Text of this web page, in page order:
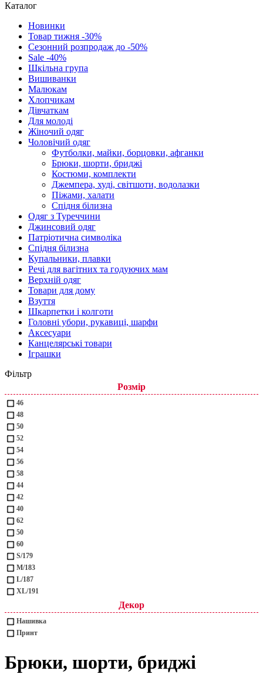
Каталог
Новинки
Товар тижня -30%
Сезонний розпродаж до -50%
Sale -40%
Шкільна група
Вишиванки
Малюкам
Хлопчикам
Дівчаткам
Для молоді
Жіночий одяг
Чоловічий одяг
Футболки, майки, борцовки, афганки
Брюки, шорти, бриджі
Костюми, комплекти
Джемпера, худі, світшоти, водолазки
Піжами, халати
Спідня білизна
Одяг з Туреччини
Джинсовий одяг
Патріотична символіка
Спідня білизна
Купальники, плавки
Речі для вагітних та годуючих мам
Верхній одяг
Товари для дому
Взуття
Шкарпетки і колготи
Головні убори, рукавиці, шарфи
Аксесуари
Канцелярські товари
Іграшки
Фільтр
Розмір
46
48
50
52
54
56
58
44
42
40
62
50
60
S/179
M/183
L/187
XL/191
Декор
Нашивка
Принт
Брюки, шорти, бриджі